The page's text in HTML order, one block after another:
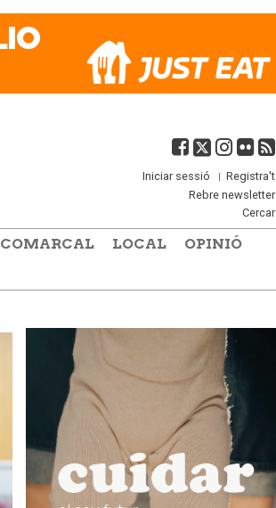
Iniciar sessió
Registra't
Rebre newsletter
Cercar
COMARCAL LOCAL
OPINIÓ